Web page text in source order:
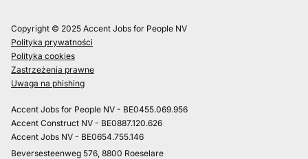
Copyright © 2025 Accent Jobs for People NV
Polityka prywatności
Polityka cookies
Zastrzeżenia prawne
Uwaga na phishing
Accent Jobs for People NV - BE0455.069.956
Accent Construct NV - BE0887.120.626
Accent Jobs NV - BE0654.755.146
Beversesteenweg 576, 8800 Roeselare